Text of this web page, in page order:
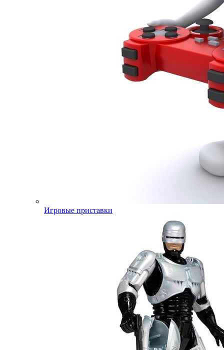
Игровые приставки